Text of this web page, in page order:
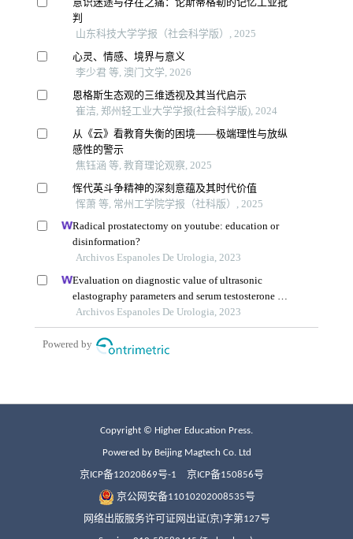
Copyright © Higher Education Press.
Powered by Beijing Magtech Co. Ltd
京ICP备12020869号-1 京ICP备150856号
京公网安备11010202008535号
网络出版服务许可证网出证(京)字第127号